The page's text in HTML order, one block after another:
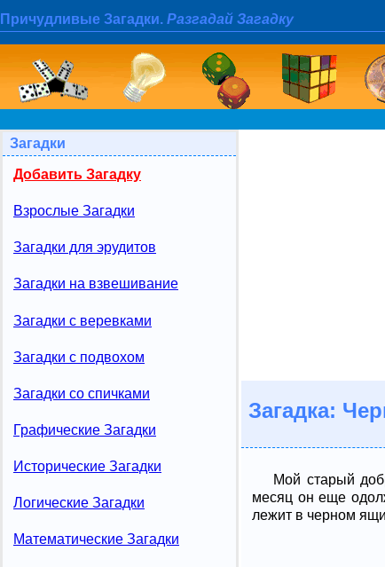
Причудливые Загадки. Разгадай Загадку
Загадки
Добавить Загадку
Взрослые Загадки
Загадки для эрудитов
Загадки на взвешивание
Загадки с веревками
Загадки с подвохом
Загадки со спичками
Графические Загадки
Исторические Загадки
Логические Загадки
Математические Загадки
Загадка:
Мой старый
месяц он еще
лежит в черном